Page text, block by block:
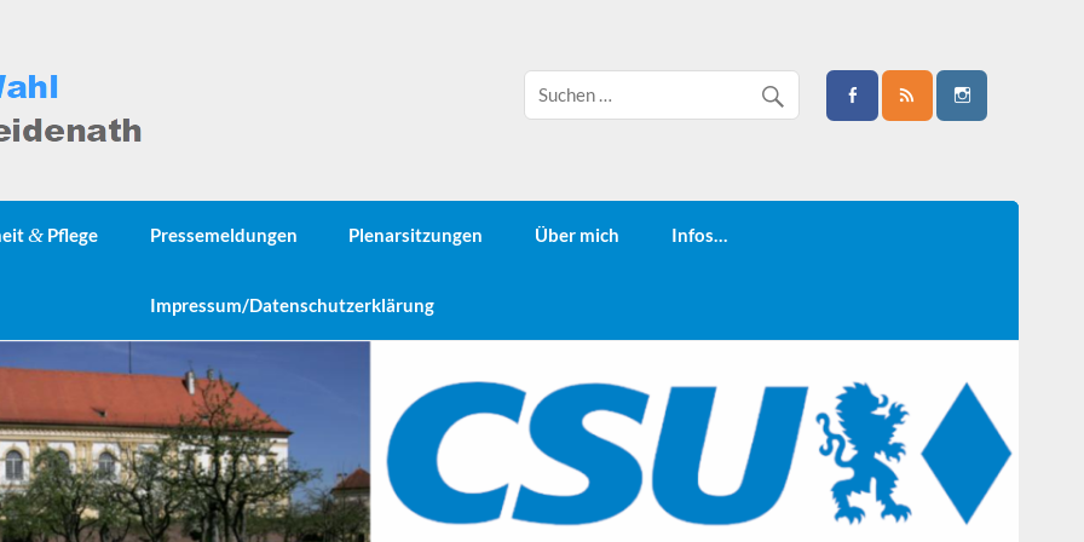
& Pflege Pressemeldungen Plenarsitzungen Über mich Infos…
Impressum/Datenschutzerklärung